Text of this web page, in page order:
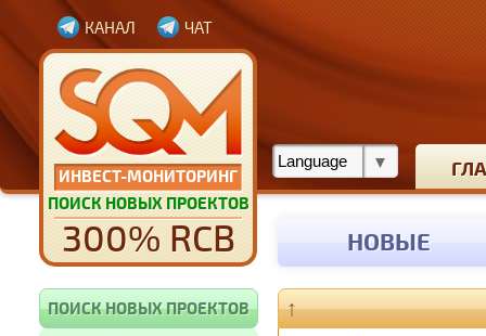
ИНВЕСТ-МОНИТОРИНГ
ПОИСК НОВЫХ ПРОЕКТОВ
300% RCB
КАНАЛ ЧАТ
НОВЫЕ
ПОИСК НОВЫХ ПРОЕКТОВ ↑